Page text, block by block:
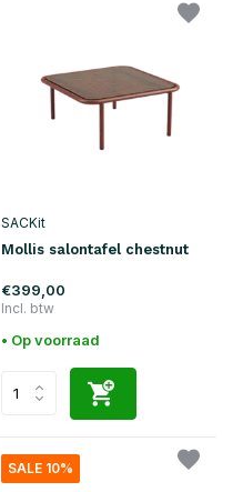
SACKit
Mollis salontafel chestnut
€399,00
Incl. btw
• Op voorraad
SALE 10%